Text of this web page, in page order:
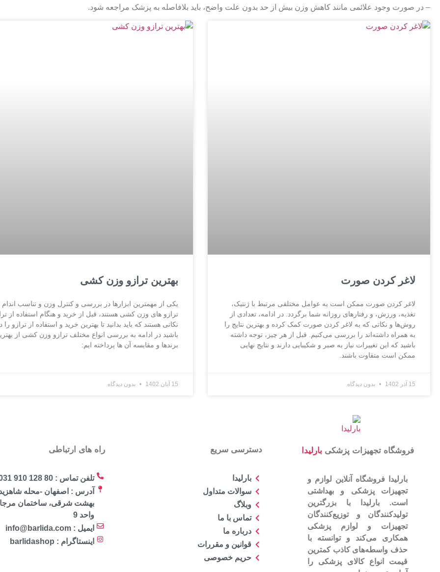
– در صورت وجود علائمی مانند کاهش وزن بیش از حد بدون علت واضح، باید بلافاصله به پزشک مراجعه شود.
لاغر کردن صورت
لاغر کردن صورت ممکن است به عوامل مختلفی مرتبط با ژنتیک،
تغذیه، ورزش، و رفتارهای روزانه شما برگردد. در ادامه، تعدادی از
روش‌ها و نکاتی که به لاغر کردن صورت کمک کرده و بهترین نتایج را
به همراه داشته‌اند را بررسی می‌کنیم. قبل از هر چیز، توجه داشته
باشید که این تغییرات نیاز به صبر و شکیبایی دارند و نتایج نهایی
ممکن است متفاوت باشند.
15 آذر 1402 بدون دیدگاه
بهترین ترازو وزن کشی
یکی از مهمترین ابزارها در بررسی و کنترل وزن و تناسب اندام
ترازو های وزن کشی هستند، قبل از خرید و هنگام استفاده از
نکاتی هستند که باید بدانید تا بهترین خرید و استفاده از ترازو را
باشید در ادامه به بررسی انواع مختلف ترازو وزن کشی از
برندها و مقایسه آن ها پرداخته ایم:
15 آبان 1402 بدون دیدگاه
فروشگاه تجهیزات پزشکی بارلیدا
بارلیدا فروشگاه آنلاین لوازم و
تجهیزات پزشکی و بهداشتی
است. بارلیدا با بزرگترین
تولیدکنندگان و توزیع‌کنندگان
تجهیزات و لوازم پزشکی
همکاری می‌کند و توانسته با
حذف واسطه‌های کاذب کمترین
قیمت انواع کالای پزشکی را
دسترسی سریع
بارلیدا
سوالات متداول
وبلاگ
تماس با ما
درباره ما
قوانین و مقررات
حریم خصوصی
راه های ارتباطی
تلفن تماس : 80 128 910 031
آدرس : اصفهان -محله
واحد 9
ایمیل : info@barlida.com
اینستاگرام : barlidashop